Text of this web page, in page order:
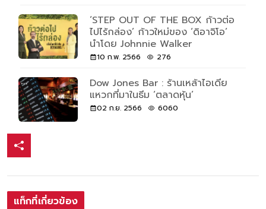
‘STEP OUT OF THE BOX ก้าวต่อ
ไปไร้กล่อง’ ก้าวใหม่ของ ‘ดิอาจิโอ’
นำโดย Johnnie Walker
10 ก.พ. 2566 276
Dow Jones Bar : ร้านเหล้าไอเดีย
แหวกที่มาในธีม ‘ตลาดหุ้น’
02 ก.ย. 2566 6060
แท็กที่เกี่ยวข้อง